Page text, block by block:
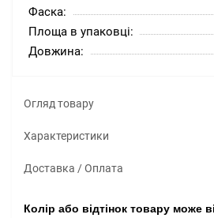
Фаска:
Площа в упаковці:
Довжина:
Огляд товару
Характеристики
Доставка / Оплата
Колір або відтінок товару може